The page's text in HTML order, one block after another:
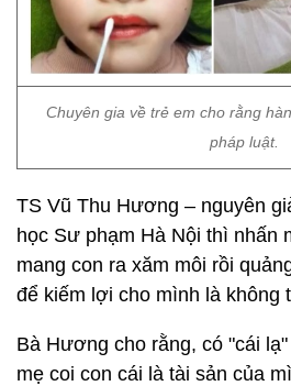
Chuyên gia về trẻ em cho rằng
pháp luật.
TS Vũ Thu Hương – nguyên
học Sư phạm Hà Nội thì nhấn
mang con ra xăm môi rồi
để kiếm lợi cho mình là không
Bà Hương cho rằng, có "cái
mẹ coi con cái là tài sản của